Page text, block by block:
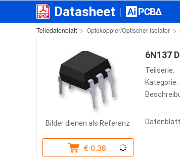
Datasheet
Teiledatenblatt > Optokoppler/Optischer Isolator >
Bilder dienen als Referenz
€0.36
6N137
Teilserie:
Kategorie: